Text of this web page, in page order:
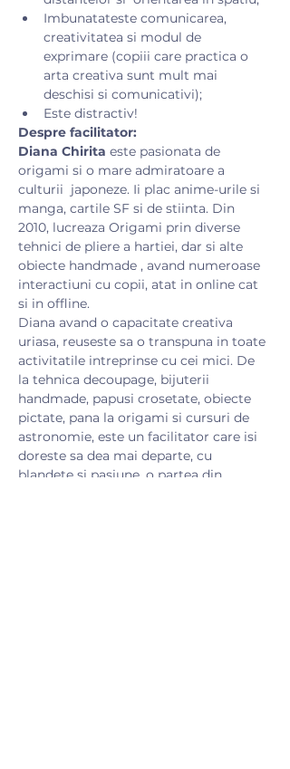
Imbunatateste comunicarea,
creativitatea si modul de
exprimare (copiii care practica o
arta creativa sunt mult mai
deschisi si comunicativi);
Este distractiv!
Despre facilitator:
Diana Chirita este pasionata de
origami si o mare admiratoare a
culturii  japoneze. Ii plac anime-urile si
manga, cartile SF si de stiinta. Din
2010, lucreaza Origami prin diverse
tehnici de pliere a hartiei, dar si alte
obiecte handmade , avand numeroase
interactiuni cu copii, atat in online cat
si in offline.
Diana avand o capacitate creativa
uriasa, reuseste sa o transpuna in toate
activitatile intreprinse cu cei mici. De
la tehnica decoupage, bijuterii
handmade, papusi crosetate, obiecte
pictate, pana la origami si cursuri de
astronomie, este un facilitator care isi
doreste sa dea mai departe, cu
blandete si pasiune, o partea din